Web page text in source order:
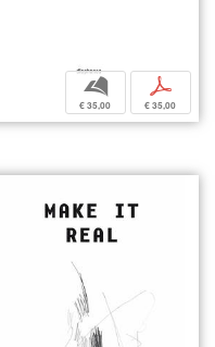
b
€ 35,00
p
€ 35,00